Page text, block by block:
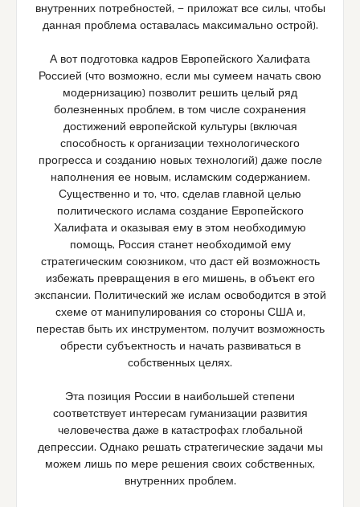
внутренних потребностей, — приложат все силы, чтобы
данная проблема оставалась максимально острой).
А вот подготовка кадров Европейского Халифата
Россией (что возможно, если мы сумеем начать свою
модернизацию) позволит решить целый ряд
болезненных проблем, в том числе сохранения
достижений европейской культуры (включая
способность к организации технологического
прогресса и созданию новых технологий) даже после
наполнения ее новым, исламским содержанием.
Существенно и то, что, сделав главной целью
политического ислама создание Европейского
Халифата и оказывая ему в этом необходимую
помощь, Россия станет необходимой ему
стратегическим союзником, что даст ей возможность
избежать превращения в его мишень, в объект его
экспансии. Политический же ислам освободится в этой
схеме от манипулирования со стороны США и,
перестав быть их инструментом, получит возможность
обрести субъектность и начать развиваться в
собственных целях.
Эта позиция России в наибольшей степени
соответствует интересам гуманизации развития
человечества даже в катастрофах глобальной
депрессии. Однако решать стратегические задачи мы
можем лишь по мере решения своих собственных,
внутренних проблем.